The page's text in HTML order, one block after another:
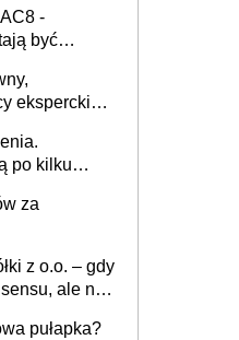
-
być
eksperckiej -
po kilku
za
z o.o. – gdy
ale nie
pułapka?